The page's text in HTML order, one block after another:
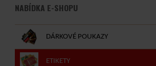
NABÍDKA E-SHOPU
DÁRKOVÉ POUKAZY
ETIKETY